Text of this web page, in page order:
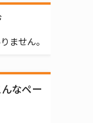
ません。
なペー